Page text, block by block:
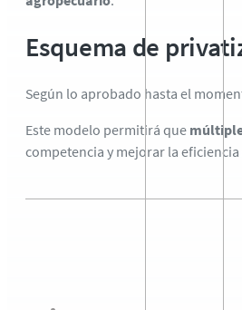
Esquema de
Según lo aprobado hasta el
Este modelo permitirá que
competencia y mejorar la